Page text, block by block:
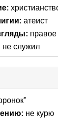
атеист
не служил
не курю